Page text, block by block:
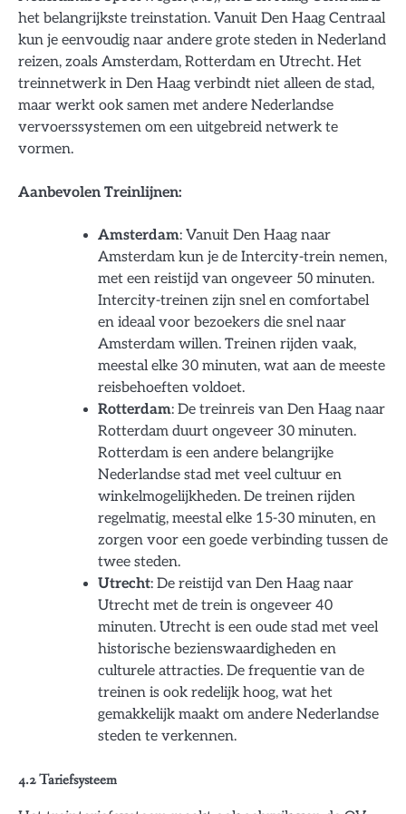
het belangrijkste treinstation. Vanuit Den Haag Centraal
kun je eenvoudig naar andere grote steden in Nederland
reizen, zoals Amsterdam, Rotterdam en Utrecht. Het
treinnetwerk in Den Haag verbindt niet alleen de stad,
maar werkt ook samen met andere Nederlandse
vervoerssystemen om een uitgebreid netwerk te
vormen.
Aanbevolen Treinlijnen:
Amsterdam: Vanuit Den Haag naar
Amsterdam kun je de Intercity-trein nemen,
met een reistijd van ongeveer 50 minuten.
Intercity-treinen zijn snel en comfortabel
en ideaal voor bezoekers die snel naar
Amsterdam willen. Treinen rijden vaak,
meestal elke 30 minuten, wat aan de meeste
reisbehoeften voldoet.
Rotterdam: De treinreis van Den Haag naar
Rotterdam duurt ongeveer 30 minuten.
Rotterdam is een andere belangrijke
Nederlandse stad met veel cultuur en
winkelmogelijkheden. De treinen rijden
regelmatig, meestal elke 15-30 minuten, en
zorgen voor een goede verbinding tussen de
twee steden.
Utrecht: De reistijd van Den Haag naar
Utrecht met de trein is ongeveer 40
minuten. Utrecht is een oude stad met veel
historische bezienswaardigheden en
culturele attracties. De frequentie van de
treinen is ook redelijk hoog, wat het
gemakkelijk maakt om andere Nederlandse
steden te verkennen.
4.2 Tariefsysteem